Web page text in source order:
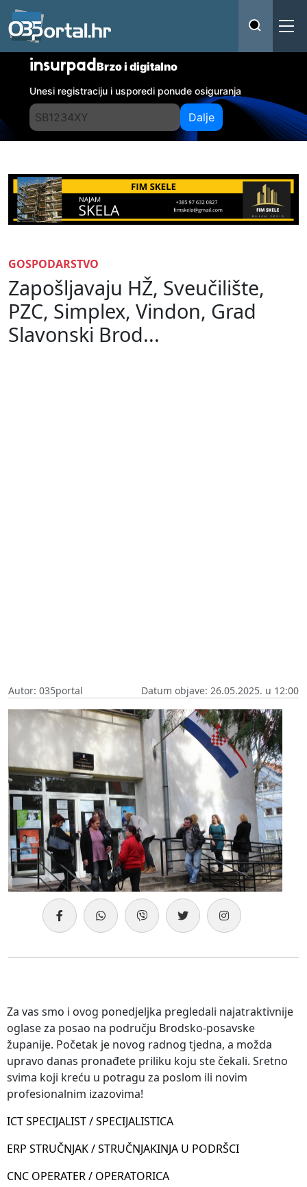
insurpadBrzo i digitalno
Unesi registraciju i usporedi ponude osiguranja
Dalje
GOSPODARSTVO
Zapošljavaju HŽ, Sveučilište,
PZC, Simplex, Vindon, Grad
Slavonski Brod...
Autor: 035portal Datum objave: 26.05.2025. u 12:00
Za vas smo i ovog ponedjeljka pregledali najatraktivnije
oglase za posao na području Brodsko-posavske
županije. Početak je novog radnog tjedna, a možda
upravo danas pronađete priliku koju ste čekali. Sretno
svima koji kreću u potragu za poslom ili novim
profesionalnim izazovima!
ICT SPECIJALIST / SPECIJALISTICA
ERP STRUČNJAK / STRUČNJAKINJA U PODRŠCI
CNC OPERATER / OPERATORICA